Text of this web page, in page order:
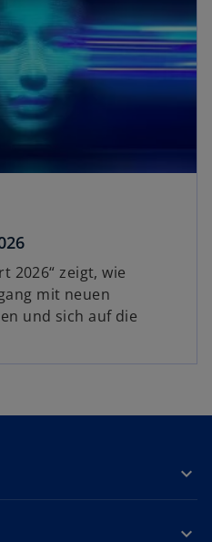
2026“ zeigt, wie
mit neuen
und sich auf die